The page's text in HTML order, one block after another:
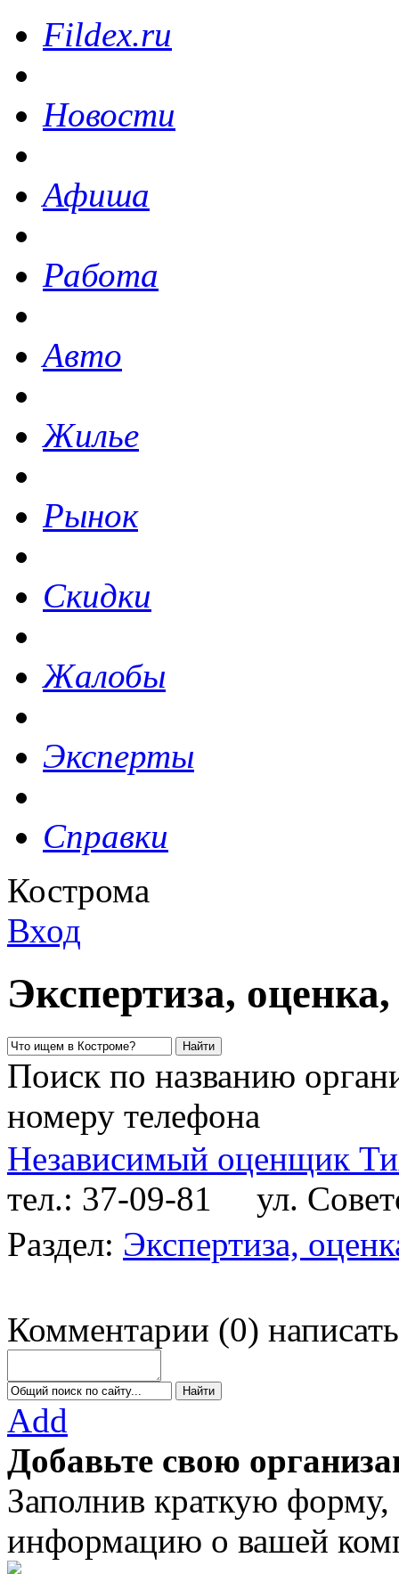
Fildex.ru
Новости
Афиша
Работа
Авто
Жилье
Рынок
Скидки
Жалобы
Эксперты
Справки
Кострома
Вход
Экспертиза,
Поиск по названию
номеру телефона
Независимый оценщик
тел.: 37-09-81
ул.
Раздел: Экспертиза,
Комментарии (0) написать
Add
Добавьте свою
Заполнив краткую
информацию о вашей